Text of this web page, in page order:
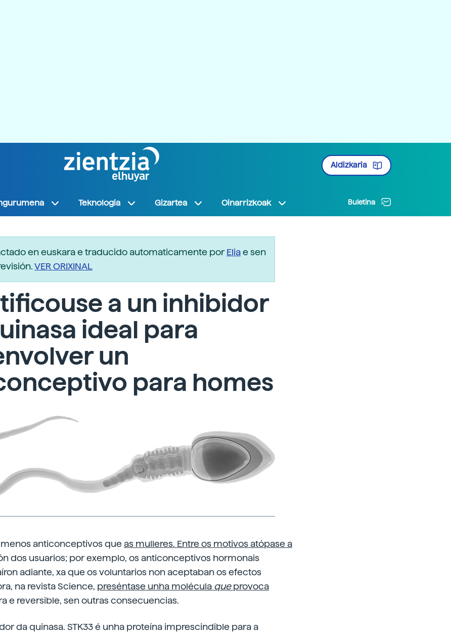
Aldizkaria
Teknologia Gizartea Oinarrizkoak Buletina
en euskara e traducido automaticamente porEliae sen
VER ORIXINAL
a un inhibidor
ideal para
un
para homes
anticonceptivos que as mulleres. Entre os motivos atópase a
dos usuarios; por exemplo, os anticonceptivos hormonais
adiante, xa que os voluntarios non aceptaban os efectos
na revista Science, preséntase unha molécula queprovoca
e reversible, sen outras consecuencias.
da quinasa. STK33 é unha proteína imprescindible para a